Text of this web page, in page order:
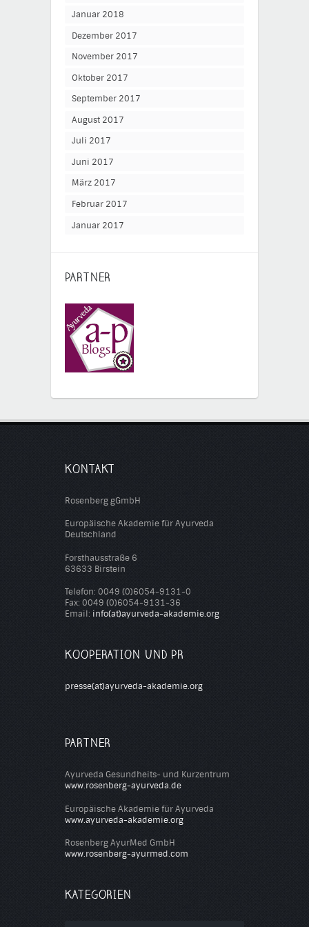
Januar 2018
Dezember 2017
November 2017
Oktober 2017
September 2017
August 2017
Juli 2017
Juni 2017
März 2017
Februar 2017
Januar 2017
PARTNER
KONTAKT
Rosenberg gGmbH
Europäische Akademie für Ayurveda
Deutschland
Forsthausstraße 6
63633 Birstein
Telefon: 0049 (0)6054-9131-0
Fax: 0049 (0)6054-9131-36
Email: info(at)ayurveda-akademie.org
KOOPERATION UND PR
presse(at)ayurveda-akademie.org
PARTNER
Ayurveda Gesundheits- und Kurzentrum
www.rosenberg-ayurveda.de
Europäische Akademie für Ayurveda
www.ayurveda-akademie.org
Rosenberg AyurMed GmbH
www.rosenberg-ayurmed.com
KATEGORIEN